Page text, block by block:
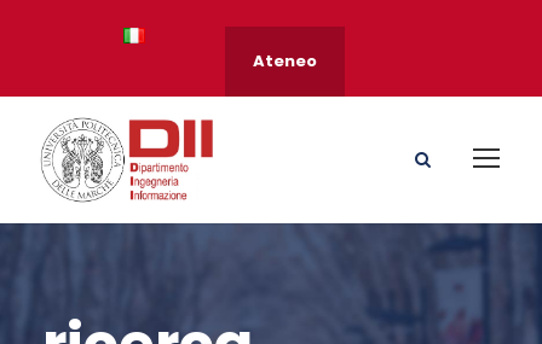
Ateneo